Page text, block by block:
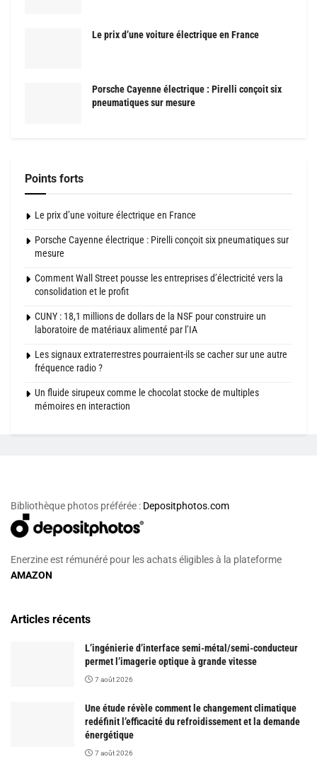
Le prix d’une voiture électrique en France
Porsche Cayenne électrique : Pirelli conçoit six
pneumatiques sur mesure
Points forts
Le prix d’une voiture électrique en France
Porsche Cayenne électrique : Pirelli conçoit six pneumatiques sur
mesure
Comment Wall Street pousse les entreprises d’électricité vers la
consolidation et le profit
CUNY : 18,1 millions de dollars de la NSF pour construire un
laboratoire de matériaux alimenté par l’IA
Les signaux extraterrestres pourraient-ils se cacher sur une autre
fréquence radio ?
Un fluide sirupeux comme le chocolat stocke de multiples
mémoires en interaction
Bibliothèque photos préférée : Depositphotos.com
Enerzine est rémunéré pour les achats éligibles à la plateforme
AMAZON
Articles récents
L’ingénierie d’interface semi-métal/semi-conducteur
permet l’imagerie optique à grande vitesse
7 août 2026
Une étude révèle comment le changement climatique
redéfinit l’efficacité du refroidissement et la demande
énergétique
7 août 2026